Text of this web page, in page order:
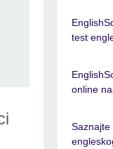
test
online